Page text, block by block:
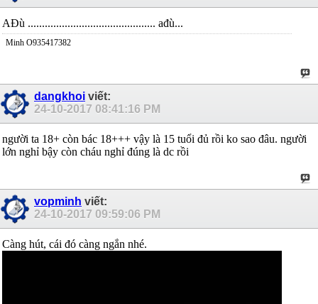
AĐù ............................................. ađù...
Minh O935417382
dangkhoi viết:
24-10-2017 08:41:16 PM
người ta 18+ còn bác 18+++ vậy là 15 tuổi đủ rồi ko sao đâu. người
lớn nghỉ bậy còn cháu nghỉ đúng là dc rồi
vopminh viết:
24-10-2017 09:59:06 PM
Càng hút, cái đó càng ngắn nhé.